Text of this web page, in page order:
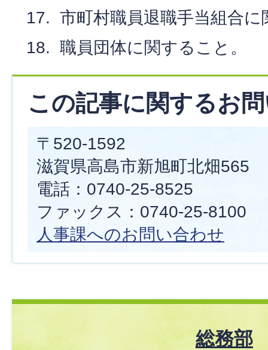
市町村職員退職手当組合
職員団体に関すること。
この記事に関するお
〒520-1592
滋賀県高島市新旭町北畑565
電話：0740-25-8525
ファックス：0740-25-8100
人事課へのお問い合わせ
総務部